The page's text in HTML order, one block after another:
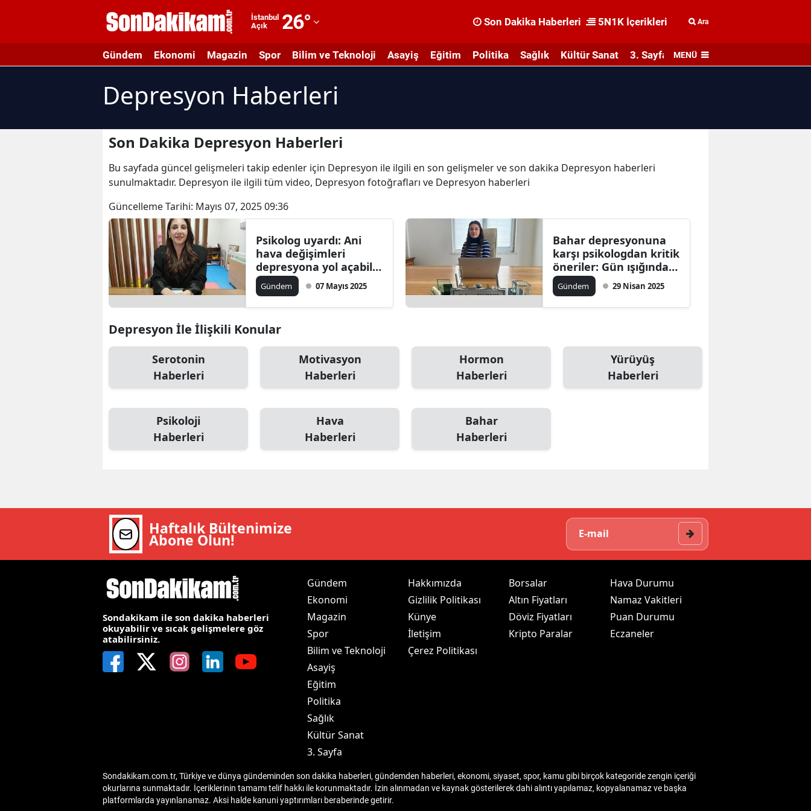
İstanbul
Açık
26°
Adıyaman
Afyonkarahisar
Amasya
Antalya
Artvin
Aydın
Balıkesir
Bilecik
Bingöl
Bitlis
Bursa
Denizli
Diyarbakır
Gümüşhane
Hatay
Isparta
Son Dakika Haberleri 5N1K İçerikleri Ara
Gündem Ekonomi Magazin Spor Bilim ve Teknoloji Asayiş Eğitim Politika Sağlık Kültür Sanat 3. Sayfa MENÜ
Depresyon Haberleri
Son Dakika Depresyon Haberleri
Bu sayfada güncel gelişmeleri takip edenler için Depresyon ile ilgili en son gelişmeler ve son dakika Depresyon haberleri
sunulmaktadır. Depresyon ile ilgili tüm video, Depresyon fotoğrafları ve Depresyon haberleri
Güncelleme Tarihi: Mayıs 07, 2025 09:36
Psikolog uyardı: Ani
hava değişimleri
depresyona yol açabilir,
peki, çözüm ne?
Gündem 07 Mayıs 2025
Bahar depresyonuna
karşı psikologdan kritik
öneriler: Gün ışığında
yürüyün
Gündem 29 Nisan 2025
Depresyon İle İlişkili Konular
Serotonin
Haberleri
Motivasyon
Haberleri
Hormon
Haberleri
Yürüyüş
Haberleri
Psikoloji
Haberleri
Hava
Haberleri
Bahar
Haberleri
Haftalık Bültenimize
Abone Olun!
Sondakikam ile son dakika haberleri
okuyabilir ve sıcak gelişmelere göz
atabilirsiniz.
Gündem
Ekonomi
Magazin
Spor
Bilim ve Teknoloji
Asayiş
Eğitim
Politika
Sağlık
Kültür Sanat
3. Sayfa
Hakkımızda
Gizlilik Politikası
Künye
İletişim
Çerez Politikası
Borsalar
Altın Fiyatları
Döviz Fiyatları
Kripto Paralar
Hava Durumu
Namaz Vakitleri
Puan Durumu
Eczaneler
Sondakikam.com.tr, Türkiye ve dünya gündeminden son dakika haberleri, gündemden haberleri, ekonomi, siyaset, spor, kamu gibi birçok kategoride zengin içeriği
okurlarına sunmaktadır. İçeriklerinin tamamı telif hakkı ile korunmaktadır. İzin alınmadan ve kaynak gösterilerek dahi alıntı yapılamaz, kopyalanamaz ve başka
platformlarda yayınlanamaz. Aksi halde kanuni yaptırımları beraberinde getirir.